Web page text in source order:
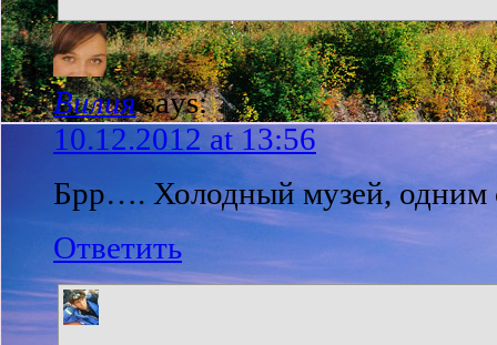
Вилия says:
10.12.2012 at 13:56
Брр…. Холодный музей, одним
Ответить